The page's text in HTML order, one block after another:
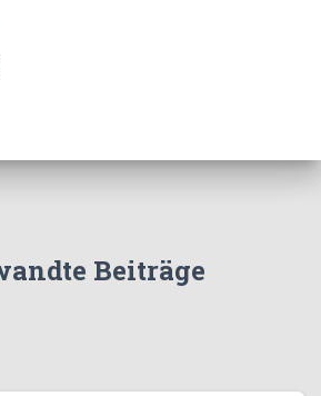
Beiträge